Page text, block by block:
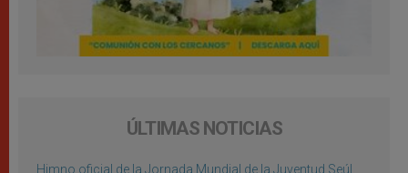
ÚLTIMAS NOTICIAS
Himno oficial de la Jornada Mundial de la Juventud Seúl